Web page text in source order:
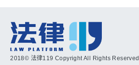
2018© 法律119 Copyright All Rights Reserved